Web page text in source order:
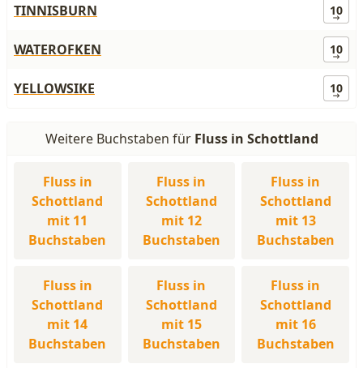
TINNISBURN 10
WATEROFKEN 10
YELLOWSIKE 10
Weitere Buchstaben für Fluss in Schottland
Fluss in
Schottland
mit 11
Buchstaben
Fluss in
Schottland
mit 12
Buchstaben
Fluss in
Schottland
mit 13
Buchstaben
Fluss in
Schottland
mit 14
Buchstaben
Fluss in
Schottland
mit 15
Buchstaben
Fluss in
Schottland
mit 16
Buchstaben